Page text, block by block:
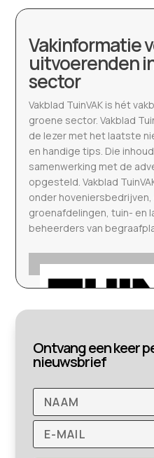
Vakinformatie
uitvoerenden
sector
Vakblad TuinVAK is hét
groene sector. Vakblad
de lezer met het laatste
en handige tips. Die
samenwerking met de
opgesteld. Vakblad
onder
groenafdelingen, tuin- en
beheerders van
Ontvang een keer
nieuwsbrief